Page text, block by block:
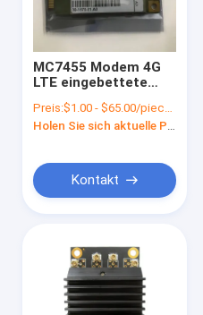
MC7455 Modem 4G
LTE eingebettete
GSM Leichtgewicht
Preis:$1.00 - $65.00/pieces
Kontakt